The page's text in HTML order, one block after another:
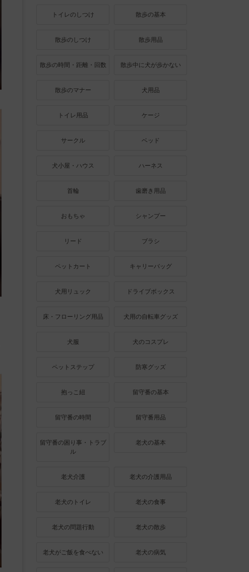
トイレのしつけ 散歩の基本
散歩のしつけ 散歩用品
散歩の時間・距離・回数 散歩中に犬が歩かない
散歩のマナー 犬用品
トイレ用品 ケージ
サークル ベッド
犬小屋・ハウス ハーネス
首輪 歯磨き用品
おもちゃ シャンプー
リード ブラシ
ペットカート キャリーバッグ
犬用リュック ドライブボックス
床・フローリング用品 犬用の自転車グッズ
犬服 犬のコスプレ
ペットステップ 防寒グッズ
抱っこ紐 留守番の基本
留守番の時間 留守番用品
留守番の困り事・トラブ
ル
老犬の基本
老犬介護 老犬の介護用品
老犬のトイレ 老犬の食事
老犬の問題行動 老犬の散歩
老犬がご飯を食べない 老犬の病気